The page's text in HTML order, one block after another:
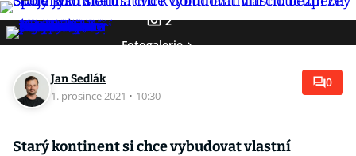
2
Fotogalerie
Jan Sedlák
1. prosince 2021 · 10:30
0
Starý kontinent si chce vybudovat vlastní